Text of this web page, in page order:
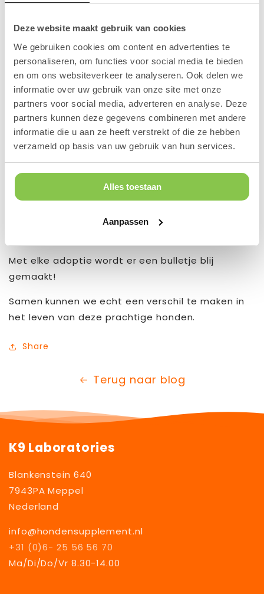
Deze website maakt gebruik van cookies
We gebruiken cookies om content en advertenties te
personaliseren, om functies voor social media te bieden
en om ons websiteverkeer te analyseren. Ook delen we
informatie over uw gebruik van onze site met onze
partners voor social media, adverteren en analyse. Deze
partners kunnen deze gegevens combineren met andere
informatie die u aan ze heeft verstrekt of die ze hebben
verzameld op basis van uw gebruik van hun services.
Alles toestaan
Aanpassen
opvang.
Om hun geweldige inzet te ondersteunen,
doneren wij bovendien een welkomstpakket ter
waarde van € 75,- aan elk baasje die ervoor kiest
om een hondje te adopteren via het Bullenhuisje
2.0.
Hoe kan jij helpen?
Adopteren, vrijwilligen of gewoon het woord
verspreiden kan een wereld van verschil maken.
Wil je meer weten?
Bullenhuisje website
Met elke adoptie wordt er een bulletje blij
gemaakt!
Samen kunnen we echt een verschil te maken in
het leven van deze prachtige honden.
Share
Terug naar blog
K9 Laboratories
Blankenstein 640
7943PA Meppel
Nederland
info@hondensupplement.nl
+31 (0)6- 25 56 56 70
Ma/Di/Do/Vr 8.30-14.00